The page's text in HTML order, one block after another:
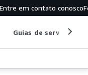
Entre em contato conosco
Guias de serviço